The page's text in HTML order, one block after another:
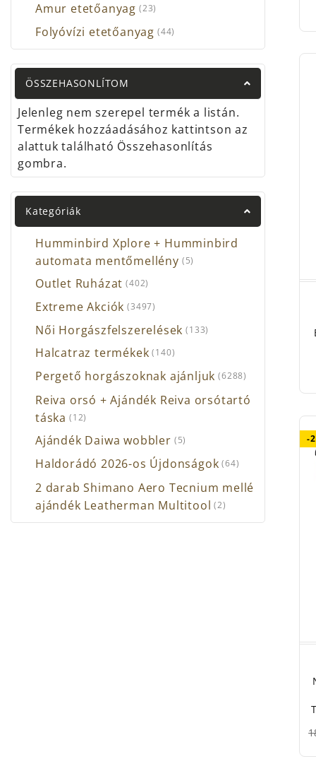
Amur etetőanyag (23)
Folyóvízi etetőanyag (44)
ÖSSZEHASONLÍTOM
Jelenleg nem szerepel termék a listán.
Termékek hozzáadásához kattintson az
alattuk található Összehasonlítás
gombra.
Kategóriák
Humminbird Xplore + Humminbird
automata mentőmellény (5)
Outlet Ruházat (402)
Extreme Akciók (3497)
Női Horgászfelszerelések (133)
Halcatraz termékek (140)
Pergető horgászoknak ajánljuk (6288)
Reiva orsó + Ajándék Reiva orsótartó
táska (12)
Ajándék Daiwa wobbler (5)
Haldorádó 2026-os Újdonságok (64)
2 darab Shimano Aero Tecnium mellé
ajándék Leatherman Multitool (2)
-